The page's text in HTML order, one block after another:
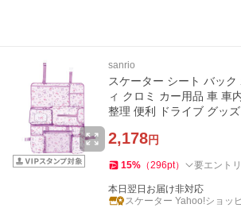
sanrio
スケーター シート バッ
ィ クロミ カー用品 車 車
整理 便利 ドライブ グッ
2,178円
15% （296pt） 要エント
本日翌日お届け非対応
スケーター Yahoo!ショッ